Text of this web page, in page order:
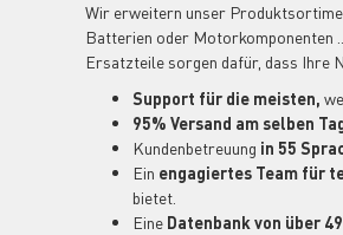
Wir erweitern unser
Batterien oder Motorkomponenten
Ersatzteile sorgen dafür, dass Ihre
Support für die meisten,
95% Versand am selben
Kundenbetreuung in 55
Ein engagiertes Team für
bietet.
Eine Datenbank von über